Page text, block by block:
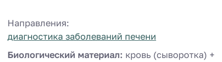
Направления:
диагностика заболеваний печени
Биологический материал: кровь (сыворотка) +